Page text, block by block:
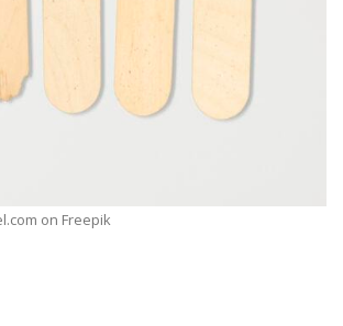
on Freepik